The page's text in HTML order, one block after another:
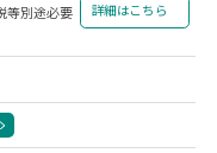
等別途必要 詳細はこちら